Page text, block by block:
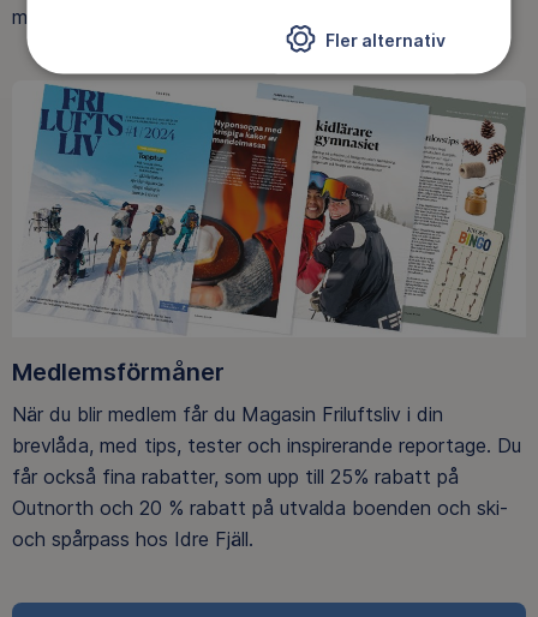
med att skydda allemansrätten.
Medlemsförmåner
När du blir medlem får du Magasin Friluftsliv i din
brevlåda, med tips, tester och inspirerande reportage. Du
får också fina rabatter, som upp till 25% rabatt på
Outnorth och 20 % rabatt på utvalda boenden och ski-
och spårpass hos Idre Fjäll.
Fler alternativ